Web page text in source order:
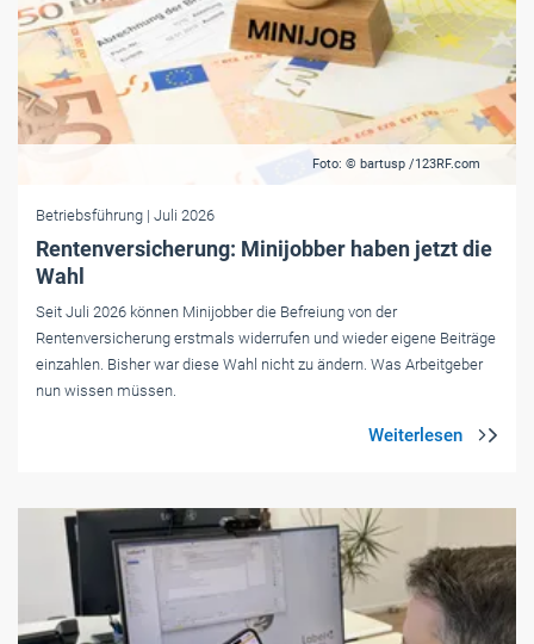
Foto: © bartusp /123RF.com
Betriebsführung | Juli 2026
Rentenversicherung: Minijobber haben jetzt die
Wahl
Seit Juli 2026 können Minijobber die Befreiung von der
Rentenversicherung erstmals widerrufen und wieder eigene Beiträge
einzahlen. Bisher war diese Wahl nicht zu ändern. Was Arbeitgeber
nun wissen müssen.